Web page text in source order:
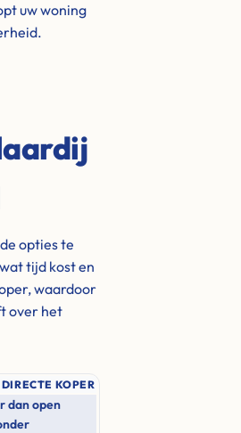
uw woning
opties te
tijd kost en
waardoor
over het
KOPER
dan open